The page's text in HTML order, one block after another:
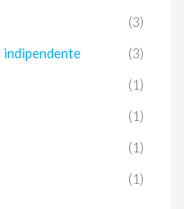
(3)
(3)
(1)
(1)
(1)
(1)